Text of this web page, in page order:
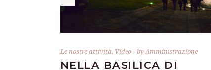
Le nostre attività, Video byAmministrazione
NELLA BASILICA DI